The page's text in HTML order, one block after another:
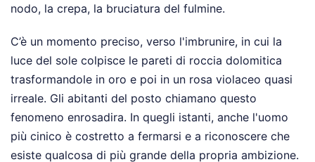
nodo, la crepa, la bruciatura del fulmine.
C’è un momento preciso, verso l'imbrunire, in cui la
luce del sole colpisce le pareti di roccia dolomitica
trasformandole in oro e poi in un rosa violaceo quasi
irreale. Gli abitanti del posto chiamano questo
fenomeno enrosadira. In quegli istanti, anche l'uomo
più cinico è costretto a fermarsi e a riconoscere che
esiste qualcosa di più grande della propria ambizione.